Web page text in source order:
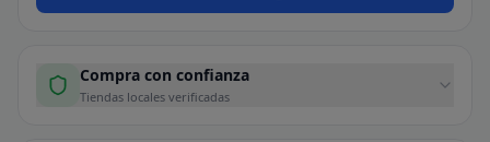
Compra con confianza
Tiendas locales verificadas